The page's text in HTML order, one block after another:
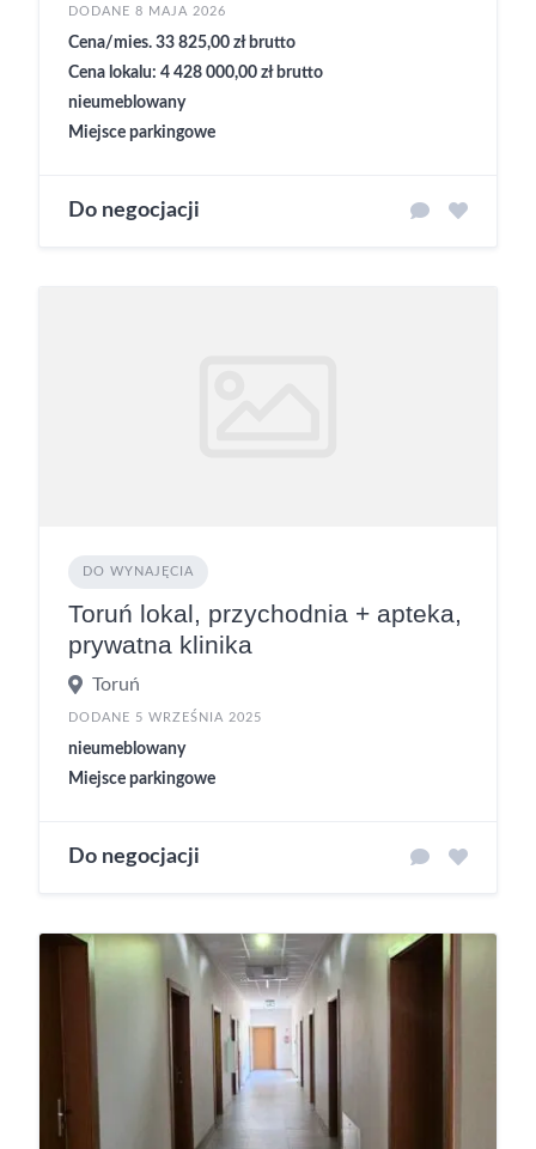
DODANE 8 MAJA 2026
Cena/mies. 33 825,00 zł brutto
Cena lokalu: 4 428 000,00 zł brutto
nieumeblowany
Miejsce parkingowe
Do negocjacji
DO WYNAJĘCIA
Toruń lokal, przychodnia + apteka,
prywatna klinika
Toruń
DODANE 5 WRZEŚNIA 2025
nieumeblowany
Miejsce parkingowe
Do negocjacji